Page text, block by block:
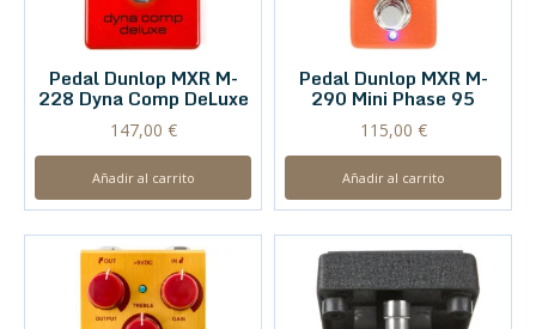
Pedal Dunlop MXR M-
228 Dyna Comp DeLuxe
147,00 €
Añadir al carrito
Pedal Dunlop MXR M-
290 Mini Phase 95
115,00 €
Añadir al carrito